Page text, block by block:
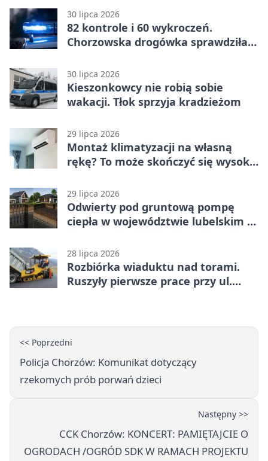
30 lipca 2026
82 kontrole i 60 wykroczeń.
Chorzowska drogówka sprawdziła
30 lipca 2026
Kieszonkowcy nie robią sobie
wakacji. Tłok sprzyja kradzieżom
29 lipca 2026
Montaż klimatyzacji na własną
rękę? To może skończyć się wysoką
29 lipca 2026
Odwierty pod gruntową pompę
ciepła w województwie lubelskim -
28 lipca 2026
Rozbiórka wiaduktu nad torami.
Ruszyły pierwsze prace przy ul.
<< Poprzedni
Policja Chorzów: Komunikat dotyczący
rzekomych prób porwań dzieci
Następny >>
CCK Chorzów: KONCERT: PAMIĘTAJCIE O
OGRODACH /OGRÓD SDK W RAMACH PROJEKTU